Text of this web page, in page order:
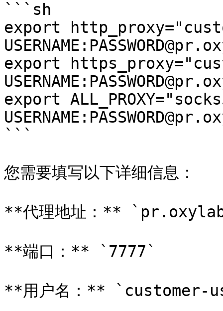
```sh
export
export
export
```
您需要填写以下详细信息：
**代理地址：**
**端口：** `7777`
**用户名：** `customer-